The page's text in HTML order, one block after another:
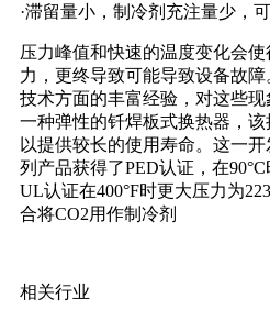
·滞留量小，制冷剂充注量少，
压力峰值和快速的温度变化会
力，更终导致可能导致设备故
技术方面的丰富经验，对这些
一种弹性的钎焊板式换热器，
以提供较长的使用寿命。这一
列产品获得了PED认证，在
UL认证在400°F时更大压力为
合将CO2用作制冷剂
相关行业